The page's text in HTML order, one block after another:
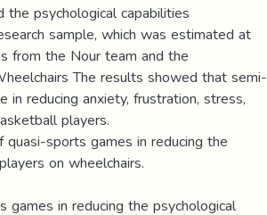
psychological capabilities
sample, which was estimated at
from the Nour team and the
The results showed that semi-
reducing anxiety, frustration, stress,
players.
sports games in reducing the
on wheelchairs.
in reducing the psychological